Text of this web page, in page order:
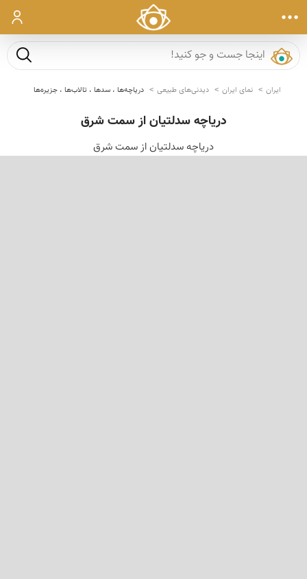
ورود
جست و
ایران نمای ایران دیدنی‌های طبیعی دریاچه‌ها ، سدها ، تالاب‌ها ، جزیره‌ها
دریاچه سدلتیان از سمت شرق
دریاچه سدلتیان از سمت شرق